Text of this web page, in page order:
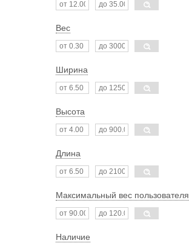
Вес
Ширина
Высота
Длина
Максимальный вес пользователя
Наличие